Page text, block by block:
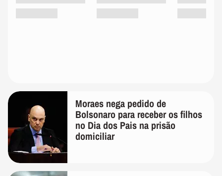
Moraes nega pedido de
Bolsonaro para receber os filhos
no Dia dos Pais na prisão
domiciliar